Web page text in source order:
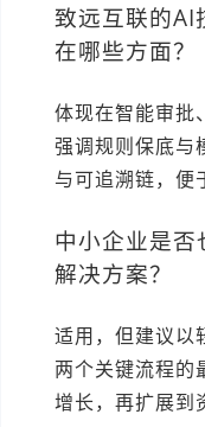
致远互联的AI
在哪些方面？
体现在智能审批
强调规则保底与
与可追溯链，便
中小企业是
解决方案？
适用，但建议以
两个关键流程的
增长，再扩展到